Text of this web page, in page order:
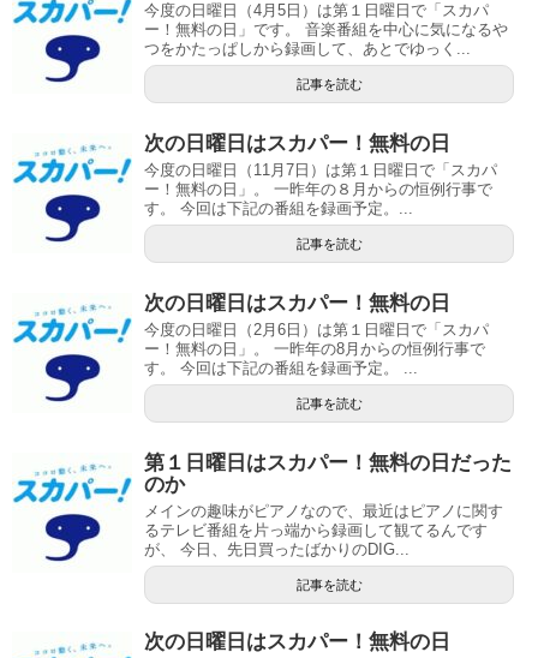
今度の日曜日（4月5日）は第１日曜日で「スカパ
ー！無料の日」です。 音楽番組を中心に気になるや
つをかたっぱしから録画して、あとでゆっく...
記事を読む
次の日曜日はスカパー！無料の日
今度の日曜日（11月7日）は第１日曜日で「スカパ
ー！無料の日」。 一昨年の８月からの恒例行事で
す。 今回は下記の番組を録画予定。...
記事を読む
次の日曜日はスカパー！無料の日
今度の日曜日（2月6日）は第１日曜日で「スカパ
ー！無料の日」。 一昨年の8月からの恒例行事で
す。 今回は下記の番組を録画予定。 ...
記事を読む
第１日曜日はスカパー！無料の日だった
のか
メインの趣味がピアノなので、最近はピアノに関す
るテレビ番組を片っ端から録画して観てるんです
が、 今日、先日買ったばかりのDIG...
記事を読む
次の日曜日はスカパー！無料の日